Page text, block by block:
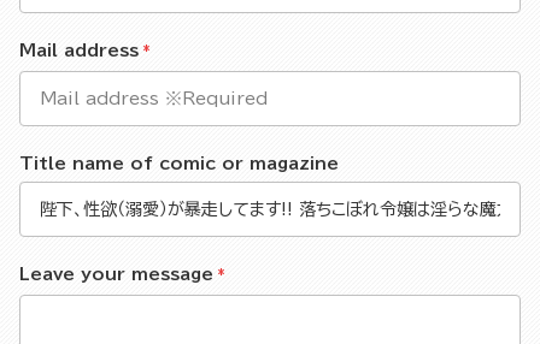
Mail address
Title name of comic or magazine
Leave your message